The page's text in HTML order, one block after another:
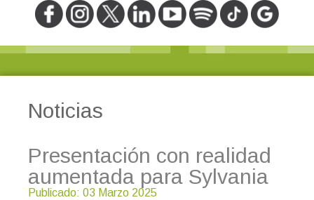
Noticias
Presentación con realidad
aumentada para Sylvania
Publicado: 03 Marzo 2025